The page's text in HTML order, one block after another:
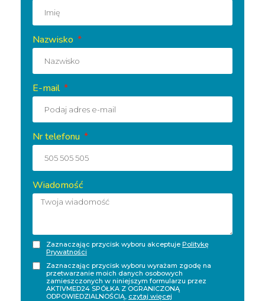
Nazwisko
E-mail
Nr telefonu
Wiadomość
Zaznaczając przycisk wyboru akceptuje Politykę
Prywatności
Zaznaczając przycisk wyboru wyrażam zgodę na
przetwarzanie moich danych osobowych
zamieszczonych w niniejszym formularzu przez
AKTIVMED24 SPÓŁKA Z OGRANICZONĄ
ODPOWIEDZIALNOŚCIĄ, czytaj więcej